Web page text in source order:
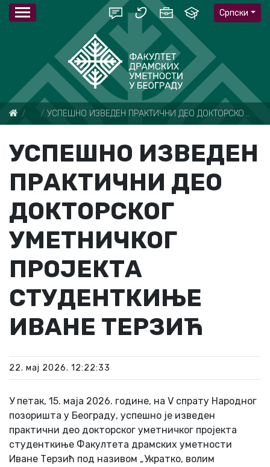
Српски
ВестиУСПЕШНО ИЗВЕДЕН ПРАКТИЧНИ ДЕО ДОКТОРСКОГ УМЕТНИЧКОГ ПРОЈЕКТА СТУДЕНТКИЊЕ ИВАНЕ ТЕРЗИЋ
УСПЕШНО ИЗВЕДЕН
ПРАКТИЧНИ ДЕО
ДОКТОРСКОГ
УМЕТНИЧКОГ
ПРОЈЕКТА
СТУДЕНТКИЊЕ
ИВАНЕ ТЕРЗИЋ
22. мај 2026. 12:22:33
У петак, 15. маја 2026. године, на V спрату Народног
позоришта у Београду, успешно је изведен
практични део докторског уметничког пројекта
студенткиње Факултета драмских уметности
Иване Терзић под називом „Укратко, волим